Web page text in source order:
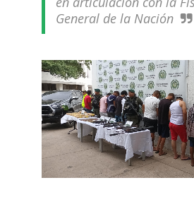
General de la Nación